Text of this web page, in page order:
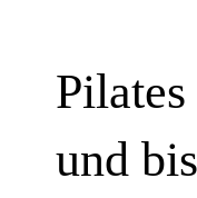
und